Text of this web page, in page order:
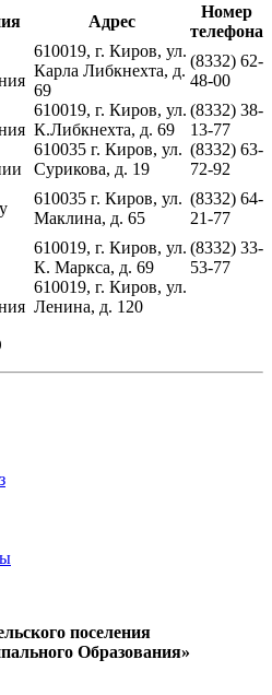
Адрес
Номер
телефона
610019, г. Киров, ул.
Карла Либкнехта, д.
69
(8332) 62-
48-00
610019, г. Киров, ул.
К.Либкнехта, д. 69
(8332) 38-
13-77
610035 г. Киров, ул.
Сурикова, д. 19
(8332) 63-
72-92
610035 г. Киров, ул.
Маклина, д. 65
(8332) 64-
21-77
610019, г. Киров, ул.
К. Маркса, д. 69
(8332) 33-
53-77
610019, г. Киров, ул.
Ленина, д. 120
поселения
Образования»